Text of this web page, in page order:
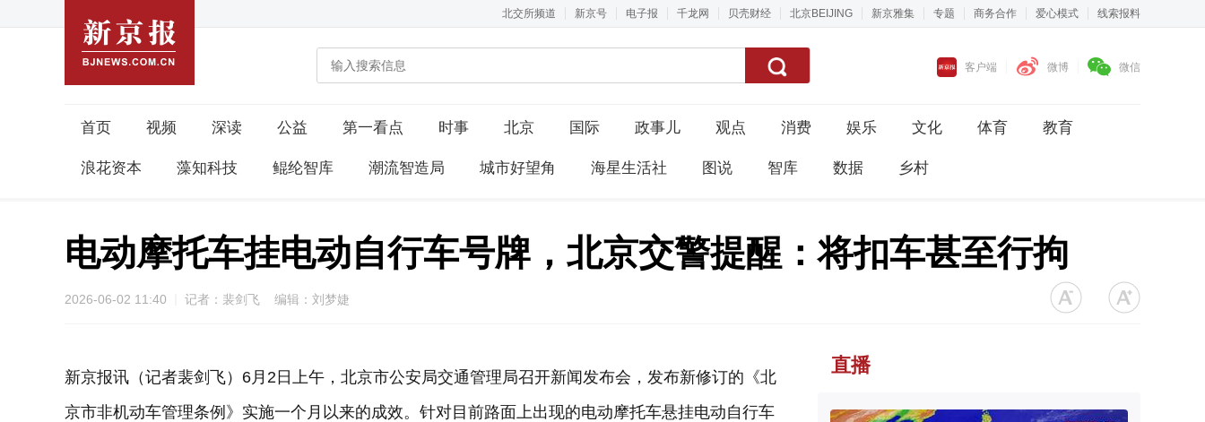
北交所频道 新京号 电子报 千龙网 贝壳财经 北京BEIJING 新京雅集 专题 商务合作 爱心模式 线索报料
客户端 微博 微信
首页 视频 深读 公益 第一看点 时事 北京 国际 政事儿 观点 消费 娱乐 文化 体育 教育
浪花资本 藻知科技 鲲纶智库 潮流智造局 城市好望角 海星生活社 图说 智库 数据 乡村
电动摩托车挂电动自行车号牌，北京交警提醒：将扣车甚至行拘
2026-06-02 11:40 记者：裴剑飞 编辑：刘梦婕
新京报讯（记者裴剑飞）6月2日上午，北京市公安局交通管理局召开新闻发布会，发布新修订的《北
京市非机动车管理条例》实施一个月以来的成效。针对目前路面上出现的电动摩托车悬挂电动自行车
直播